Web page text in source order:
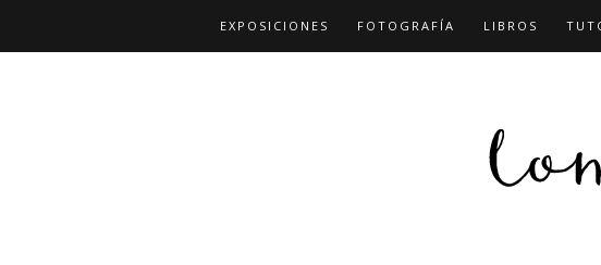
EXPOSICIONES FOTOGRAFÍA LIBROS